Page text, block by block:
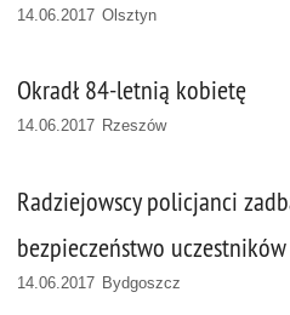
14.06.2017 Olsztyn
Okradł 84-letnią kobietę
14.06.2017 Rzeszów
Radziejowscy policjanci
bezpieczeństwo
14.06.2017 Bydgoszcz